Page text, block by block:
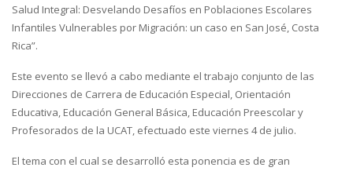
Salud Integral: Desvelando Desafíos en Poblaciones Escolares
Infantiles Vulnerables por Migración: un caso en San José, Costa
Rica”.
Este evento se llevó a cabo mediante el trabajo conjunto de las
Direcciones de Carrera de Educación Especial, Orientación
Educativa, Educación General Básica, Educación Preescolar y
Profesorados de la UCAT, efectuado este viernes 4 de julio.
El tema con el cual se desarrolló esta ponencia es de gran